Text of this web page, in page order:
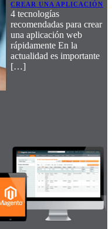
CREAR UNA APLICACIÓN
4 tecnologías
recomendadas para crear
una aplicación web
rápidamente En la
actualidad es importante
[…]